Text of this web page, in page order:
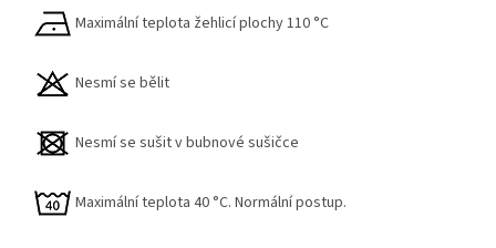
Maximální teplota žehlicí plochy 110 °C
Nesmí se bělit
Nesmí se sušit v bubnové sušičce
Maximální teplota 40 °C. Normální postup.